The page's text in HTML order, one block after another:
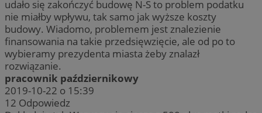
udało się zakończyć budowę N-S to problem podatku
nie miałby wpływu, tak samo jak wyższe koszty
budowy. Wiadomo, problemem jest znalezienie
finansowania na takie przedsięwzięcie, ale od po to
wybieramy prezydenta miasta żeby znalazł
rozwiązanie.
pracownik październikowy
2019-10-22 o 15:39
12 Odpowiedz